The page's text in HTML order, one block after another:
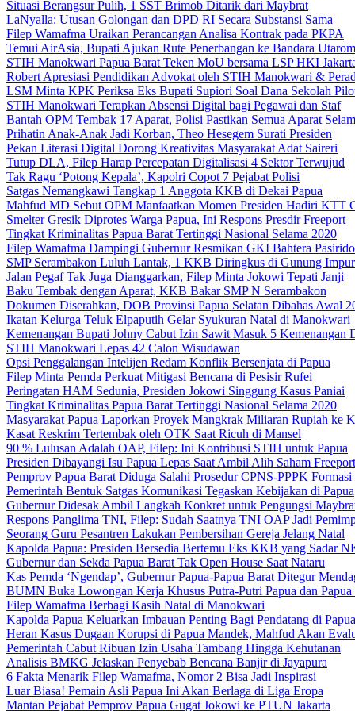
Situasi Berangsur Pulih, 1 SST Brimob Ditarik dari Maybrat
LaNyalla: Utusan Golongan dan DPD RI Secara Substansi Sama
Filep Wamafma Uraikan Perancangan Analisa Kontrak pada PKPA
Temui AirAsia, Bupati Ajukan Rute Penerbangan ke Bandara Utarom
STIH Manokwari Papua Barat Teken MoU bersama LSP HKI
Robert Apresiasi Pendidikan Advokat oleh STIH Manokwari &
LSM Minta KPK Periksa Eks Bupati Supiori Soal Dana Sekolah
STIH Manokwari Terapkan Absensi Digital bagi Pegawai dan Staf
Bantah OPM Tembak 17 Aparat, Polisi Pastikan Semua Aparat
Prihatin Anak-Anak Jadi Korban, Theo Hesegem Surati Presiden
Pekan Literasi Digital Dorong Kreativitas Masyarakat Adat Saireri
Tutup DLA, Filep Harap Percepatan Digitalisasi 4 Sektor Terwujud
Tak Ragu ‘Potong Kepala’, Kapolri Copot 7 Pejabat Polisi
Satgas Nemangkawi Tangkap 1 Anggota KKB di Dekai Papua
Mahfud MD Sebut OPM Manfaatkan Momen Presiden Hadiri KTT
Smelter Gresik Diprotes Warga Papua, Ini Respons Presdir Freeport
Tingkat Kriminalitas Papua Barat Tertinggi Nasional Selama 2020
Filep Wamafma Dampingi Gubernur Resmikan GKI Bahtera Pasirido
SMP Serambakon Luluh Lantak, 1 KKB Diringkus di Gunung
Jalan Pegaf Tak Juga Dianggarkan, Filep Minta Jokowi Tepati Janji
Baku Tembak dengan Aparat, KKB Bakar SMP N Serambakon
Dokumen Diserahkan, DOB Provinsi Papua Selatan Dibahas Awal
Ikatan Kelurga Teluk Elpaputih Gelar Syukuran Natal di Manokwari
Kemenangan Bupati Johny Cabut Izin Sawit Masuk 5 Kemenangan
STIH Manokwari Lepas 42 Calon Wisudawan
Opsi Penggalangan Intelijen Redam Konflik Bersenjata di Papua
Filep Minta Pemda Perkuat Mitigasi Bencana di Pesisir Rufei
Peringatan HAM Sedunia, Presiden Jokowi Singgung Kasus Paniai
Tingkat Kriminalitas Papua Barat Tertinggi Nasional Selama 2020
Masyarakat Papua Laporkan Proyek Mangkrak Miliaran Rupiah ke
Kasat Reskrim Tertembak oleh OTK Saat Ricuh di Mansel
90 % Lulusan Adalah OAP, Filep: Ini Kontribusi STIH untuk Papua
Presiden Dibayangi Isu Papua Lepas Saat Ambil Alih Saham Freeport
Pemprov Papua Barat Diduga Salahi Prosedur CPNS-PPPK Formasi
Pemerintah Bentuk Satgas Komunikasi Tegaskan Kebijakan di Papua
Gubernur Didesak Ambil Langkah Konkret untuk Pengungsi
Respons Panglima TNI, Filep: Sudah Saatnya TNI OAP Jadi
Seorang Guru Pesantren Lakukan Pembersihan Gereja Jelang Natal
Kapolda Papua: Presiden Bersedia Bertemu Eks KKB yang Sadar
Gubernur dan Sekda Papua Barat Tak Open House Saat Nataru
Kas Pemda ‘Ngendap’, Gubernur Papua-Papua Barat Ditegur
BUMN Buka Lowongan Kerja Khusus Putra-Putri Papua dan Papua
Filep Wamafma Berbagi Kasih Natal di Manokwari
Kapolda Papua Keluarkan Imbauan Penting Bagi Pendatang di Papua
Heran Kasus Dugaan Korupsi di Papua Mandek, Mahfud Akan
Pemerintah Cabut Ribuan Izin Usaha Tambang Hingga Kehutanan
Analisis BMKG Jelaskan Penyebab Bencana Banjir di Jayapura
6 Fakta Menarik Filep Wamafma, Nomor 2 Bisa Jadi Inspirasi
Luar Biasa! Pemain Asli Papua Ini Akan Berlaga di Liga Eropa
Mantan Pejabat Pemprov Papua Gugat Jokowi ke PTUN Jakarta